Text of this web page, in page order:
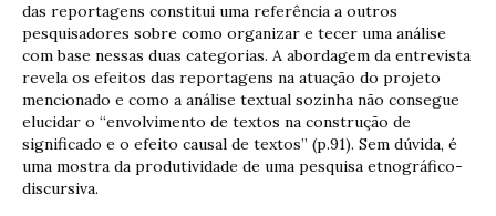
das reportagens constitui uma referência a outros
pesquisadores sobre como organizar e tecer uma análise
com base nessas duas categorias. A abordagem da entrevista
revela os efeitos das reportagens na atuação do projeto
mencionado e como a análise textual sozinha não consegue
elucidar o “envolvimento de textos na construção de
significado e o efeito causal de textos” (p.91). Sem dúvida, é
uma mostra da produtividade de uma pesquisa etnográfico-
discursiva.